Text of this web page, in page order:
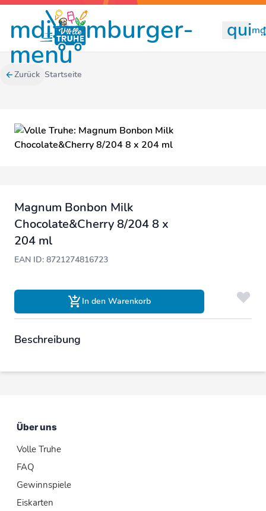
mdi:hamburger-
menu
Zurück Startseite
Magnum Bonbon Milk
Chocolate&Cherry 8/204 8 x
204 ml
EAN ID: 8721274816723
In den Warenkorb
Beschreibung
Über uns
Volle Truhe
FAQ
Gewinnspiele
Eiskarten